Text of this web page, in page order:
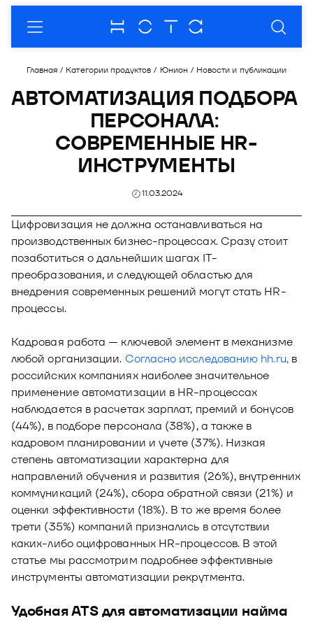
О нас
Кейсы
Закупки
Контакты
Продукты
Модус - платформа для автоматизации
бизнес-процессов
Модус.Взыскание
Модус.Контактный центр
Блог
Документы
Купол - продукты и услуги в области
Купол. Контейнеры
Купол. Управление
разработки ПО
Визор - решение для перехода в налоговый
мониторинг
О Продукте
Блог
Видео и аудио
Документы
DION - платформа корпоративных
коммуникаций
Юнион - решение для автоматизации
рекрутмента
Кейсы клиентов
Калькулятор выгоды
Новости и публикации
Пилотный проект
Документы
Оазис - платформа для автоматизации
управления рисками
Продукты
Партнерская программа
Стать партнером
Документы
Пресс-центр
Пресс-кит
Фотоальбомы
Мероприятия
Главная / Категории продуктов / Юнион / Новости и публикации
АВТОМАТИЗАЦИЯ ПОДБОРА
ПЕРСОНАЛА:
СОВРЕМЕННЫЕ HR-
ИНСТРУМЕНТЫ
11.03.2024
Цифровизация не должна останавливаться на
производственных бизнес-процессах. Сразу стоит
позаботиться о дальнейших шагах IT-
преобразования, и следующей областью для
внедрения современных решений могут стать HR-
процессы.
Кадровая работа — ключевой элемент в механизме
любой организации. Согласно исследованию hh.ru,в
российских компаниях наиболее значительное
применение автоматизации в HR-процессах
наблюдается в расчетах зарплат, премий и бонусов
(44%), в подборе персонала (38%), а также в
кадровом планировании и учете (37%). Низкая
степень автоматизации характерна для
направлений обучения и развития (26%), внутренних
коммуникаций (24%), сбора обратной связи (21%) и
оценки эффективности (18%). В то же время более
трети (35%) компаний признались в отсутствии
каких-либо оцифрованных HR-процессов. В этой
статье мы рассмотрим подробнее эффективные
инструменты автоматизации рекрутмента.
Удобная ATS для автоматизации найма